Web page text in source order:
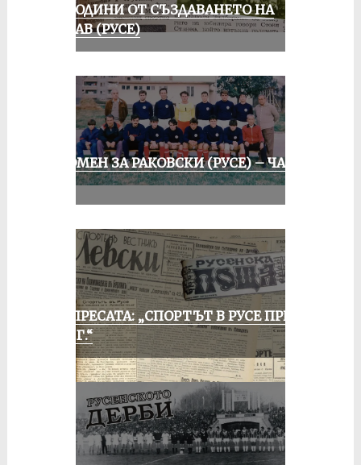
70 ГОДИНИ ОТ СЪЗДАВАНЕТО НА
ДУНАВ (РУСЕ)
СПОМЕН ЗА РАКОВСКИ (РУСЕ) – ЧАСТ
ОТ ПРЕСАТА: „СПОРТЪТ В РУСЕ ПРЕЗ
1935 Г.“